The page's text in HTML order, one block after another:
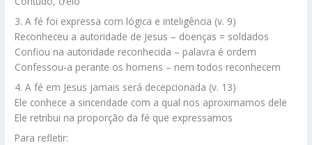
3. A fé foi expressa com lógica e inteligência (v. 9)
Reconheceu a autoridade de Jesus – doenças = soldados
Confiou na autoridade reconhecida – palavra é ordem
Confessou-a perante os homens – nem todos reconhecem
4. A fé em Jesus jamais será decepcionada (v. 13)
Ele conhece a sinceridade com a qual nos aproximamos dele
Ele retribui na proporção da fé que expressamos
Para refletir: